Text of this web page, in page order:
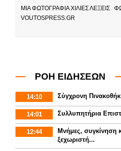
ΜΙΑ ΦΩΤΟΓΡΑΦΙΑ ΧΙΛΙΕΣ ΛΕΞΕΙΣ
VOUTOSPRESS.GR
ΡΟΗ ΕΙΔΗΣΕΩΝ
14:10 Σύγχρονη
14:01 Συλλυπητήρια
12:44
Μνήμες, συγκίνηση
ξεχωριστή...